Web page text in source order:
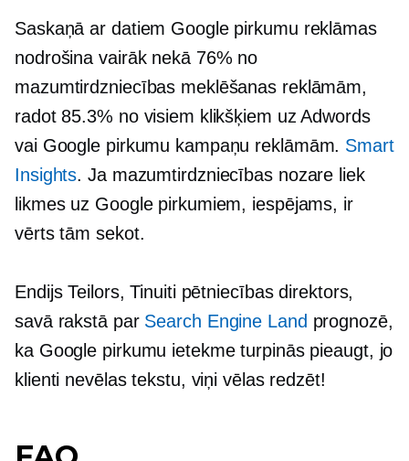
Saskaņā ar datiem Google pirkumu reklāmas
nodrošina vairāk nekā 76% no
mazumtirdzniecības meklēšanas reklāmām,
radot 85.3% no visiem klikšķiem uz Adwords
vai Google pirkumu kampaņu reklāmām. Smart
Insights. Ja mazumtirdzniecības nozare liek
likmes uz Google pirkumiem, iespējams, ir
vērts tām sekot.
Endijs Teilors, Tinuiti pētniecības direktors,
savā rakstā par Search Engine Land prognozē,
ka Google pirkumu ietekme turpinās pieaugt, jo
klienti nevēlas tekstu, viņi vēlas redzēt!